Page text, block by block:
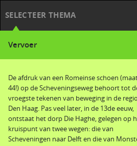
SELECTEER THEMA
Vervoer
De afdruk van een Romeinse schoen
44!) op de Scheveningseweg behoort tot
vroegste tekenen van beweging in de regio
Den Haag. Pas veel later, in de 13de eeuw,
ontstaat het dorp Die Haghe, gelegen op
kruispunt van twee wegen: die van
Scheveningen naar Delft en die van